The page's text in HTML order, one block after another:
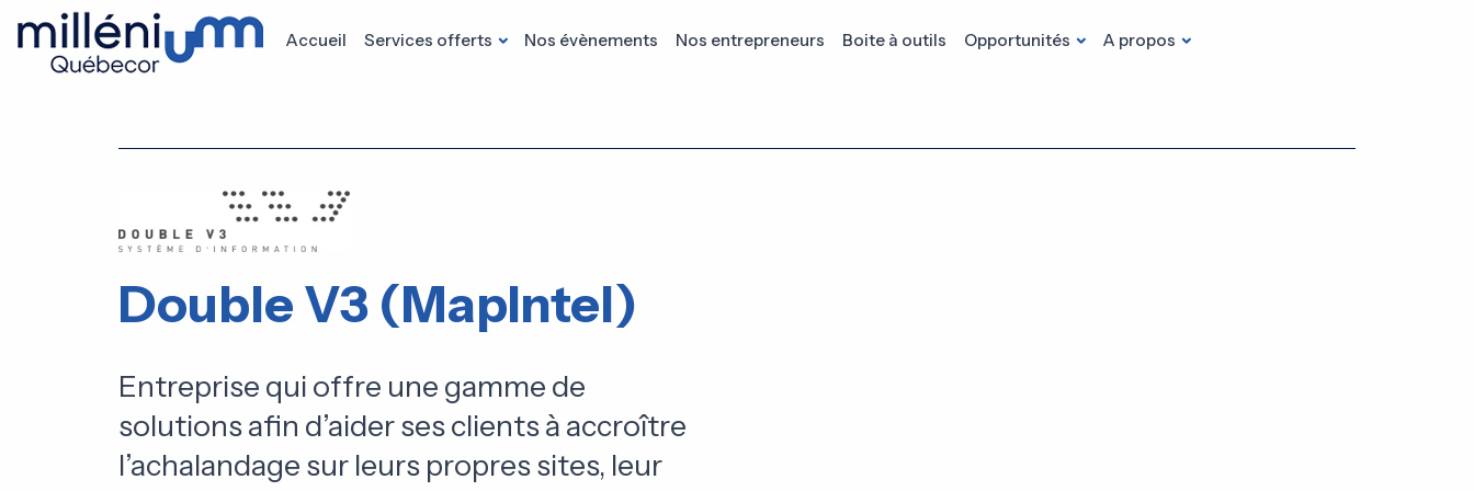
Accueil Services offerts Nos évènements Nos entrepreneurs Boite à outils Opportunités A propos
Double V3 (MapIntel)
Entreprise qui offre une gamme de
solutions afin d’aider ses clients à accroître
l’achalandage sur leurs propres sites, leur